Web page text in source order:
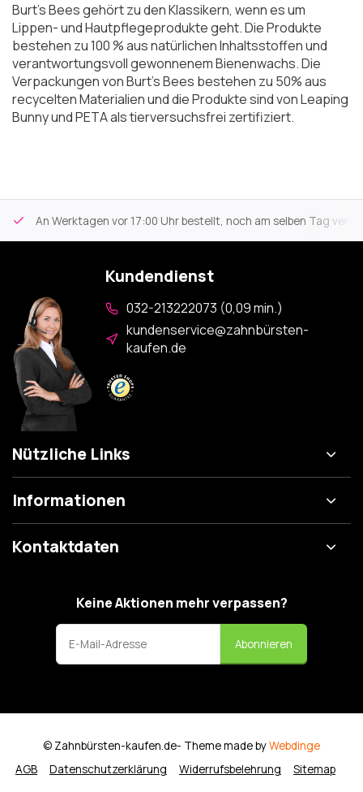
Burt's Bees gehört zu den Klassikern, wenn es um
Lippen- und Hautpflegeprodukte geht. Die Produkte
bestehen zu 100 % aus natürlichen Inhaltsstoffen und
verantwortungsvoll gewonnenem Bienenwachs. Die
Verpackungen von Burt's Bees bestehen zu 50% aus
recycelten Materialien und die Produkte sind von Leaping
Bunny und PETA als tierversuchsfrei zertifiziert.
An Werktagen vor 17:00 Uhr bestellt, noch am selben Tag
Kundendienst
032-213222073 (0,09 min.)
kundenservice@zahnbürsten-
kaufen.de
Nützliche Links
Informationen
Kontaktdaten
Keine Aktionen mehr verpassen?
Abonnieren
AGB Datenschutzerklärung Widerrufsbelehrung Sitemap
© Zahnbürsten-kaufen.de- Theme made byWebdinge